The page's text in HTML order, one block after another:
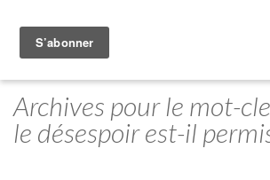
Archives pour le mot-
le désespoir est-il